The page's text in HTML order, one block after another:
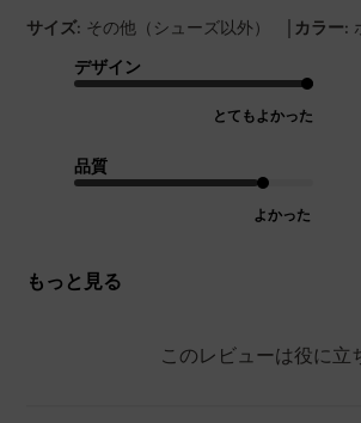
サイズ: その他（シューズ以外） | カラー:
デザイン
とてもよかった
品質
よかった
もっと見る
このレビューは役に立